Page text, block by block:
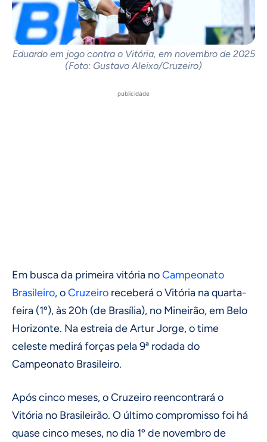
Eduardo em jogo contra o Vitória, em novembro de 2025
(Foto: Gustavo Aleixo/Cruzeiro)
publicidade
Em busca da primeira vitória noCampeonato
Brasileiro, oCruzeiro receberá o Vitória na quarta-
feira (1º), às 20h (de Brasília), no Mineirão, em Belo
Horizonte. Na estreia de Artur Jorge, o time
celeste medirá forças pela 9ª rodada do
Campeonato Brasileiro.
Após cinco meses, o Cruzeiro reencontrará o
Vitória no Brasileirão. O último compromisso foi há
quase cinco meses, no dia 1º de novembro de